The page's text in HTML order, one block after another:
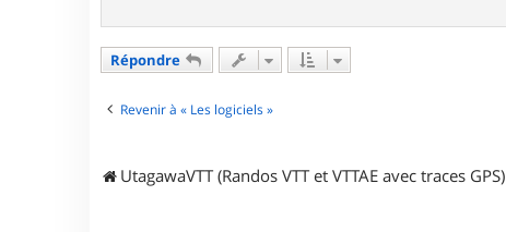
c
e
t
Répondre
Revenir à « Les logiciels »
UtagawaVTT (Randos VTT et VTTAE avec traces GPS)